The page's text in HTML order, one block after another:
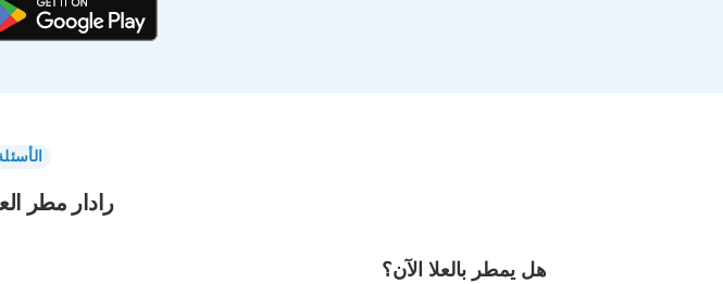
رادار مطر
هل يمطر بالعلا الآن؟